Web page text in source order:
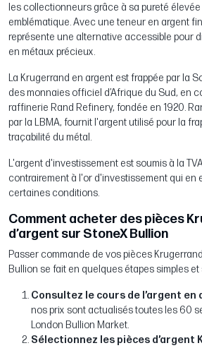
les collectionneurs grâce à sa pureté
emblématique. Avec une teneur en argent
représente une alternative accessible pour
en métaux précieux.
La Krugerrand en argent est frappée par la
des monnaies officiel d’Afrique du Sud, en
raffinerie Rand Refinery, fondée en 1920.
par la LBMA, fournit l'argent utilisé pour la
traçabilité du métal.
L'argent d'investissement est soumis à la
contrairement à l'or d'investissement qui en
certaines conditions.
Comment acheter des pièces
d’argent sur StoneX Bullion
Passer commande de vos pièces
Bullion se fait en quelques étapes simples et
Consultez le cours de l’argent
nos prix sont actualisés toutes les 60
London Bullion Market.
Sélectionnez les pièces d’argent